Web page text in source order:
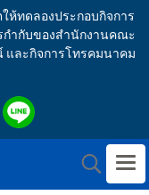
ห้ทดลองประกอบกิจการ
กำกับของสำนักงานคณะ
และกิจการโทรคมนาคม